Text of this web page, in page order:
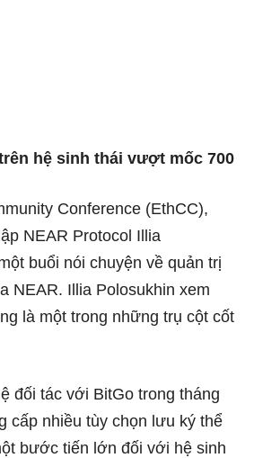
hệ sinh thái vượt mốc 700
Conference (EthCC),
NEAR Protocol Illia
buổi nói chuyện về quản trị
NEAR. Illia Polosukhin xem
là một trong những trụ cột cốt
đối tác với BitGo trong tháng
cấp nhiều tùy chọn lưu ký thể
bước tiến lớn đối với hệ sinh